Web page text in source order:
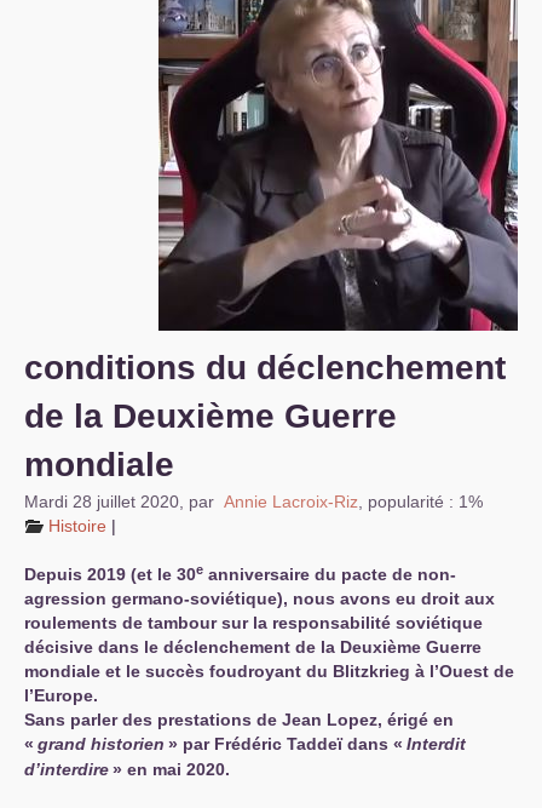
conditions du déclenchement
de la Deuxième Guerre
mondiale
Mardi 28 juillet 2020 par Annie Lacroix-Riz
popularité : 1%
Histoire |
Depuis 2019 (et le 30e anniversaire du pacte de non-
agression germano-soviétique), nous avons eu droit aux
roulements de tambour sur la responsabilité soviétique
décisive dans le déclenchement de la Deuxième Guerre
mondiale et le succès foudroyant du Blitzkrieg à l’Ouest de
l’Europe.
Sans parler des prestations de Jean Lopez, érigé en
« grand historien » par Frédéric Taddeï dans « Interdit
d’interdire» en mai 2020.